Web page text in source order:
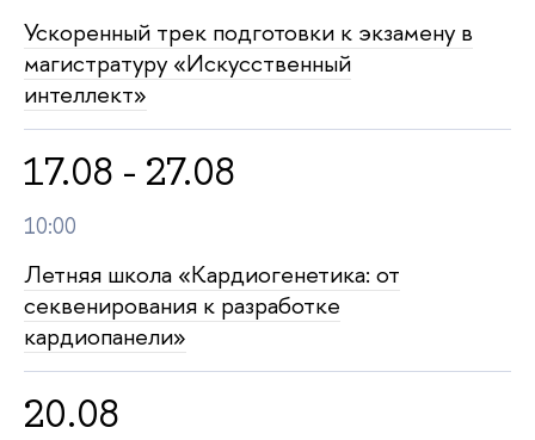
Ускоренный трек подготовки к экзамену
магистратуру «Искусственный
интеллект»
17.08 - 27.08
10:00
Летняя школа «Кардиогенетика: от
секвенирования к разработке
кардиопанели»
20.08